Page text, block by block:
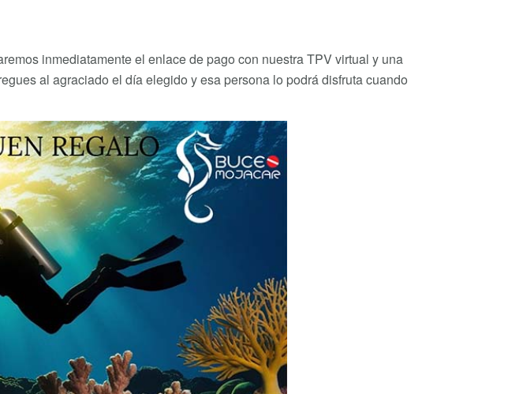
inmediatamente el enlace de pago con nuestra TPV virtual y una
al agraciado el día elegido y esa persona lo podrá disfruta cuando